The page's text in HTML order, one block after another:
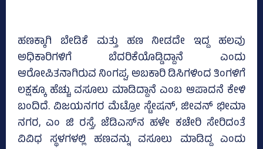
ಹಣಕ್ಕಾಗಿ ಬೇಡಿಕೆ ಮತ್ತು ಹಣ ನೀಡದೇ ಇದ್ದ ಹಲವು
ಅಧಿಕಾರಿಗಳಿಗೆ ಬೆದರಿಕೆಯೊಡ್ಡಿದ್ದಾನೆ ಎಂದು
ಆರೋಪಿತನಾಗಿರುವ ನಿಂಗಪ್ಪ, ಅಬಕಾರಿ ಡಿಸಿಗಳಿಂದ ತಿಂಗಳಿಗೆ
ಲಕ್ಷಕ್ಕೂ ಹೆಚ್ಚು ವಸೂಲು ಮಾಡಿದ್ದಾನೆ ಎಂಬ ಆಪಾದನೆ ಕೇಳಿ
ಬಂದಿದೆ. ವಿಜಯನಗರ ಮೆಟ್ರೋ ಸ್ಟೇಷನ್‌, ಜೀವನ್‌ ಭೀಮಾ
ನಗರ, ಎಂ ಜಿ ರಸ್ತೆ, ಜೆಡಿಎಸ್‌ನ ಹಳೇ ಕಚೇರಿ ಸೇರಿದಂತೆ
ವಿವಿಧ ಸ್ಥಳಗಳಲ್ಲಿ ಹಣವನ್ನು ವಸೂಲು ಮಾಡಿದ್ದ ಎಂದು